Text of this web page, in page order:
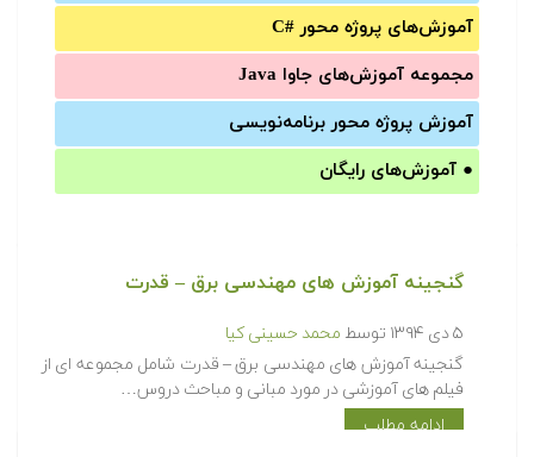
آموزش‌های پروژه محور #C
مجموعه آموزش‌های جاوا Java
آموزش‌ پروژه محور برنامه‌نویسی
● آموزش‌های رایگان
گنجینه آموزش های مهندسی برق – قدرت
۵ دی ۱۳۹۴ توسط محمد حسینی کیا
گنجینه آموزش های مهندسی برق – قدرت شامل مجموعه ای از
فیلم های آموزشی در مورد مبانی و مباحث دروس…
ادامه مطلب